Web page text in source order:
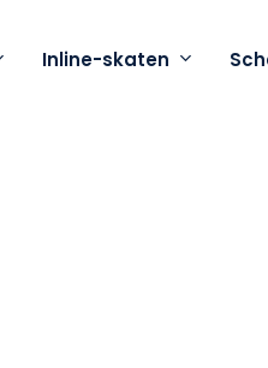
Inline-skaten